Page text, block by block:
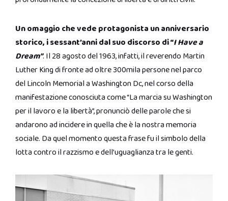
Un omaggio che vede protagonista un anniversario
storico, i sessant’anni dal suo discorso di “I Have a
Dream”. Il 28 agosto del 1963, infatti, il reverendo Martin
Luther King di fronte ad oltre 300mila persone nel parco
del Lincoln Memorial a Washington Dc, nel corso della
manifestazione conosciuta come “La marcia su Washington
per il lavoro e la libertà”, pronunciò delle parole che si
andarono ad incidere in quella che è la nostra memoria
sociale. Da quel momento questa frase fu il simbolo della
lotta contro il razzismo e dell’uguaglianza tra le genti.